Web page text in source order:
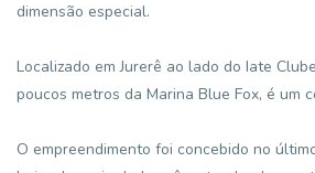
dimensão especial.
Localizado em Jurerê ao lado do Iate
poucos metros da Marina Blue Fox, é um
O empreendimento foi concebido no